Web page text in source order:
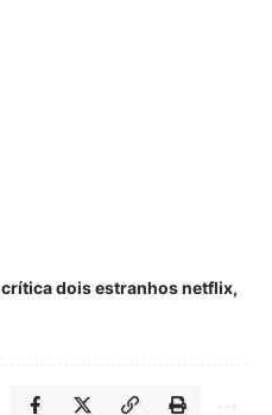
crítica dois estranhos netflix